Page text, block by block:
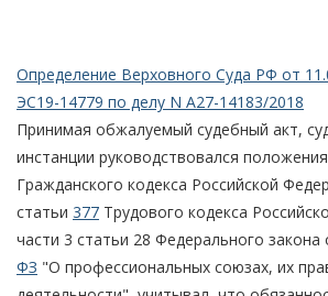
Определение Верховного Суда РФ от
ЭС19-14779 по делу N А27-14183/2018
Принимая обжалуемый судебный акт,
инстанции руководствовался
Гражданского кодекса Российской
статьи 377 Трудового кодекса
части 3 статьи 28 Федерального закона
ФЗ "О профессиональных союзах, их